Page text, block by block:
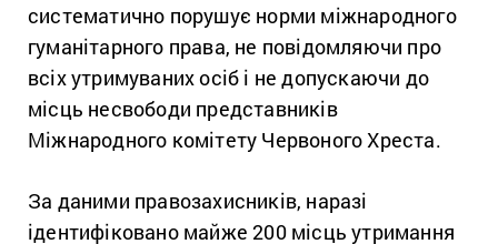
систематично порушує норми міжнародного
гуманітарного права, не повідомляючи про
всіх утримуваних осіб і не допускаючи до
місць несвободи представників
Міжнародного комітету Червоного Хреста.
За даними правозахисників, наразі
ідентифіковано майже 200 місць утримання